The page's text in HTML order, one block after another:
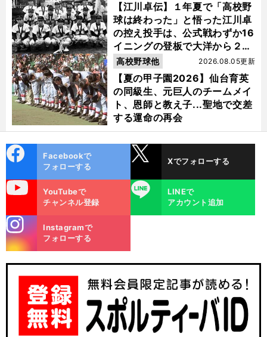
【江川卓伝】１年夏で「高校野
球は終わった」と悟った江川卓
の控え投手は、公式戦わずか16
イニングの登板で大洋から２位
指名を受けた
【夏の甲子園2026】仙台育英
の同級生、元巨人のチームメイ
ト、恩師と教え子...聖地で交差
する運命の再会
2026.08.05更新
高校野球他
ok
Facebookで
フォローする
Xでフォローする
YouTubeで
チャンネル登録
LINE
LINEで
アカウント追加
m
Instagramで
フォローする